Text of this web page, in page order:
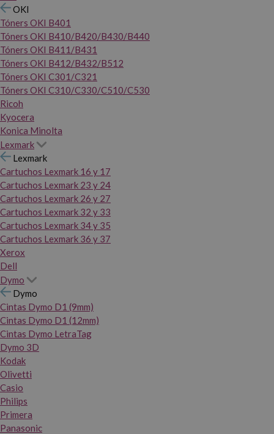
OKI
Tóners OKI B401
Tóners OKI B410/B420/B430/B440
Tóners OKI B411/B431
Tóners OKI B412/B432/B512
Tóners OKI C301/C321
Tóners OKI C310/C330/C510/C530
Ricoh
Kyocera
Konica Minolta
Lexmark
Lexmark
Cartuchos Lexmark 16 y 17
Cartuchos Lexmark 23 y 24
Cartuchos Lexmark 26 y 27
Cartuchos Lexmark 32 y 33
Cartuchos Lexmark 34 y 35
Cartuchos Lexmark 36 y 37
Xerox
Dell
Dymo
Dymo
Cintas Dymo D1 (9mm)
Cintas Dymo D1 (12mm)
Cintas Dymo LetraTag
Dymo 3D
Kodak
Olivetti
Casio
Philips
Primera
Panasonic